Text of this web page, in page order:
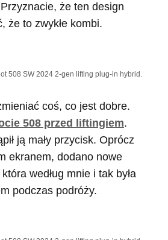
że ten design
że to zwykłe kombi.
508 SW 2024 2-gen lifting plug-in hybrid.
coś, co jest dobre.
508 przed liftingiem.
ją mały przycisk. Oprócz
ekranem, dodano nowe
według mnie i tak była
podczas podróży.